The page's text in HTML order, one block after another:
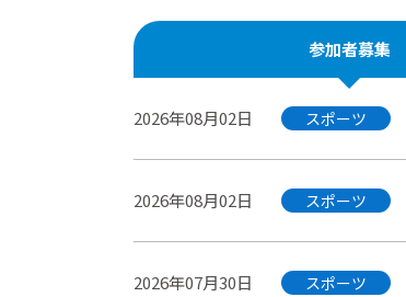
参加者募集
2026年08月02日 スポーツ
2026年08月02日 スポーツ
2026年07月30日 スポーツ